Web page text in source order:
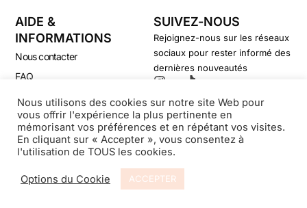
AIDE &
INFORMATIONS
Nous contacter
FAQ
CGV
Politique de confidentialité
SUIVEZ-NOUS
Rejoignez-nous sur les réseaux
sociaux pour rester informé des
dernières nouveautés
Nous utilisons des cookies sur notre site Web pour
vous offrir l'expérience la plus pertinente en
mémorisant vos préférences et en répétant vos visites.
En cliquant sur « Accepter », vous consentez à
l'utilisation de TOUS les cookies.
Options du Cookie ACCEPTER